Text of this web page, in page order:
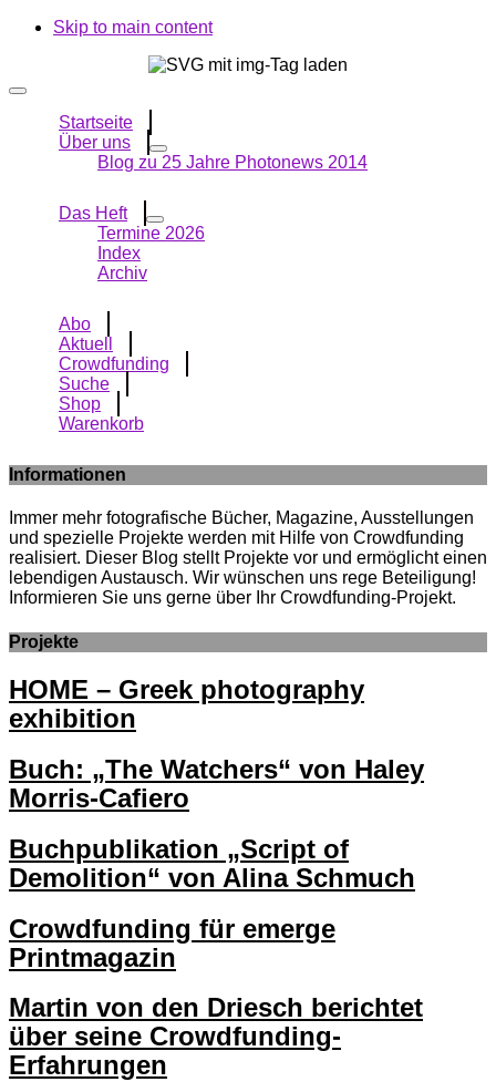
Skip to main content
Startseite
Über uns
Blog zu 25 Jahre Photonews 2014
Das Heft
Termine 2026
Index
Archiv
Abo
Aktuell
Crowdfunding
Suche
Shop
Warenkorb
Informationen
Immer mehr fotografische Bücher, Magazine, Ausstellungen
und spezielle Projekte werden mit Hilfe von Crowdfunding
realisiert. Dieser Blog stellt Projekte vor und ermöglicht einen
lebendigen Austausch. Wir wünschen uns rege Beteiligung!
Informieren Sie uns gerne über Ihr Crowdfunding-Projekt.
Projekte
HOME – Greek photography
exhibition
Buch: „The Watchers“ von Haley
Morris-Cafiero
Buchpublikation „Script of
Demolition“ von Alina Schmuch
Crowdfunding für emerge
Printmagazin
Martin von den Driesch berichtet
über seine Crowdfunding-
Erfahrungen